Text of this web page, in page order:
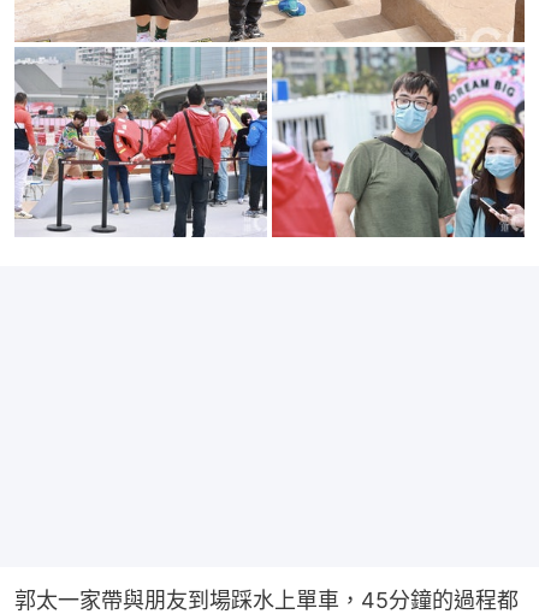
郭太一家帶與朋友到場踩水上單車，45分鐘的過程都